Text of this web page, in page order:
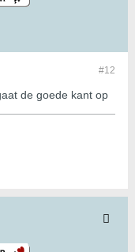
#12
de goede kant op